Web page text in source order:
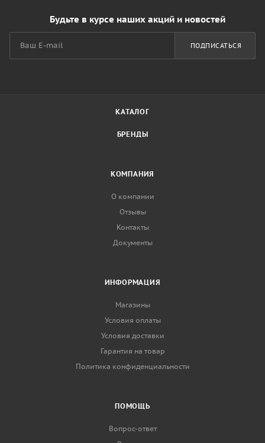
Будьте в курсе наших акций и новостей
ПОДПИСАТЬСЯ
КАТАЛОГ
БРЕНДЫ
КОМПАНИЯ
О компании
Отзывы
Контакты
Документы
ИНФОРМАЦИЯ
Магазины
Условия оплаты
Условия доставки
Гарантия на товар
Политика конфиденциальности
ПОМОЩЬ
Вопрос-ответ